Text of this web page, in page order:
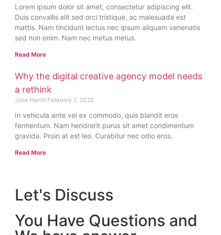
Lorem ipsum dolor sit amet, consectetur adipiscing elit.
Duis convallis elit sed orci tristique, ac malesuada est
mattis. Nam tincidunt lectus nec ipsum aliquam venenatis
sed non enim. Nam nec metus metus.
Read More
Why the digital creative agency model needs
a rethink
Jose Harris February 7, 2022
In vehicula ante vel ex commodo, quis blandit eros
fermentum. Nam hendrerit purus sit amet condimentum
gravida. Proin at est leo. Curabitur nec odio eros.
Read More
Let's Discuss
You Have Questions and